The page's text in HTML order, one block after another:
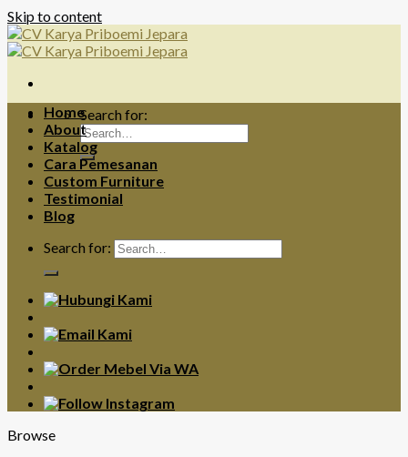
Skip to content
Search for:
Home
About
Katalog
Cara Pemesanan
Custom Furniture
Testimonial
Blog
Search for:
Browse